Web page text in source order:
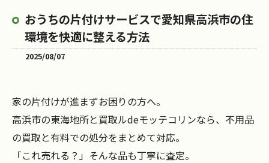
おうちの片付けサービスで愛知県高浜市の住
環境を快適に整える方法
2025/08/07
家の片付けが進まずお困りの方へ。
高浜市の東海地所と買取ルdeモッテコリンなら、不用品
の買取と有料での処分をまとめて対応。
「これ売れる？」そんな品も丁寧に査定。